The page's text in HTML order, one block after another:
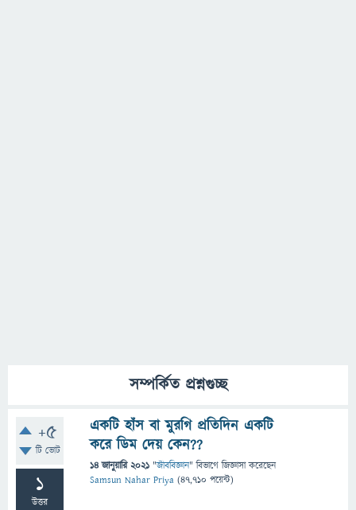
সম্পর্কিত প্রশ্নগুচ্ছ
+5
টি ভোট
1
উত্তর
একটি হাঁস বা মুরগি প্রতিদিন একটি
করে ডিম দেয় কেন??
14 জানুয়ারি 2021 "জীববিজ্ঞান" বিভাগে জিজ্ঞাসাকরেছেন
Samsun Nahar Priya (47,710 পয়েন্ট)